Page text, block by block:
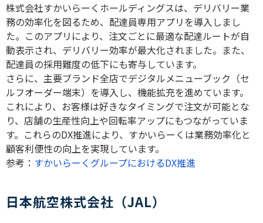
株式会社​すかいらーくホールディングスは、デリバリー業
務の効率化を図るため、配達員専用アプリを導入しまし
た。​このアプリにより、注文ごとに最適な配達ルートが自
動表示され、デリバリー効率が最大化されました。​また、
配達員の採用難度の低下にも寄与しています。
​さらに、主要ブランド全店でデジタルメニューブック（セ
ルフオーダー端末）を導入し、機能拡充を進めています。​
これにより、お客様は好きなタイミングで注文が可能とな
り、店舗の生産性向上や回転率アップにもつながっていま
す。​これらのDX推進により、すかいらーくは業務効率化と
顧客利便性の向上を実現しています。
参考： すかいらーくグループにおけるDX推進
日本航空株式会社（JAL）